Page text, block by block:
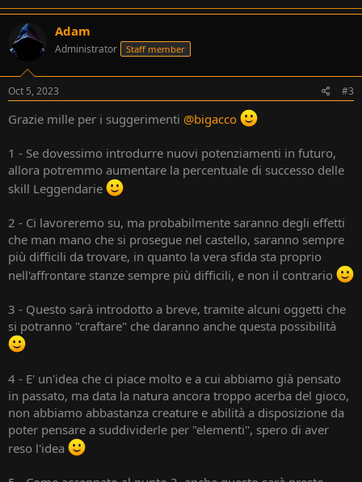
Adam
Administrator Staff member
Oct 5, 2023 #3
Grazie mille per i suggerimenti @bigacco
1 - Se dovessimo introdurre nuovi potenziamenti in futuro,
allora potremmo aumentare la percentuale di successo delle
skill Leggendarie
2 - Ci lavoreremo su, ma probabilmente saranno degli effetti
che man mano che si prosegue nel castello, saranno sempre
più difficili da trovare, in quanto la vera sfida sta proprio
nell'affrontare stanze sempre più difficili, e non il contrario
3 - Questo sarà introdotto a breve, tramite alcuni oggetti che
si potranno "craftare" che daranno anche questa possibilità
4 - E' un'idea che ci piace molto e a cui abbiamo già pensato
in passato, ma data la natura ancora troppo acerba del gioco,
non abbiamo abbastanza creature e abilità a disposizione da
poter pensare a suddividerle per "elementi", spero di aver
reso l'idea